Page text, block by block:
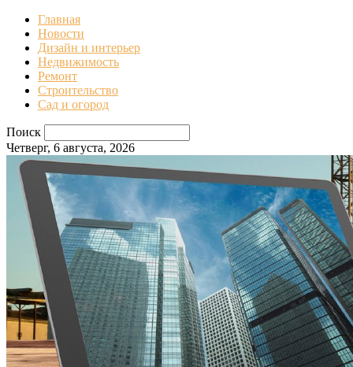
Главная
Новости
Дизайн и интерьер
Недвижимость
Ремонт
Строительство
Сад и огород
Поиск
Четверг, 6 августа, 2026